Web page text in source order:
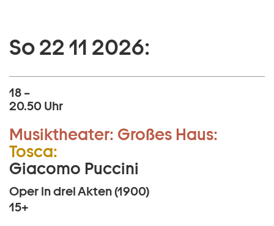
So 22 11 2026:
18 –
20.50 Uhr
Musiktheater: Großes Haus:
Tosca:
Giacomo Puccini
Oper in drei Akten (1900)
15+